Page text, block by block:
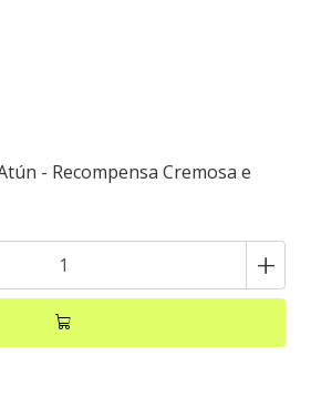
- Recompensa Cremosa e
+